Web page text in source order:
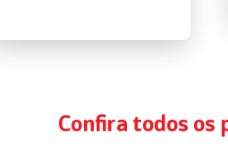
Confira todos os